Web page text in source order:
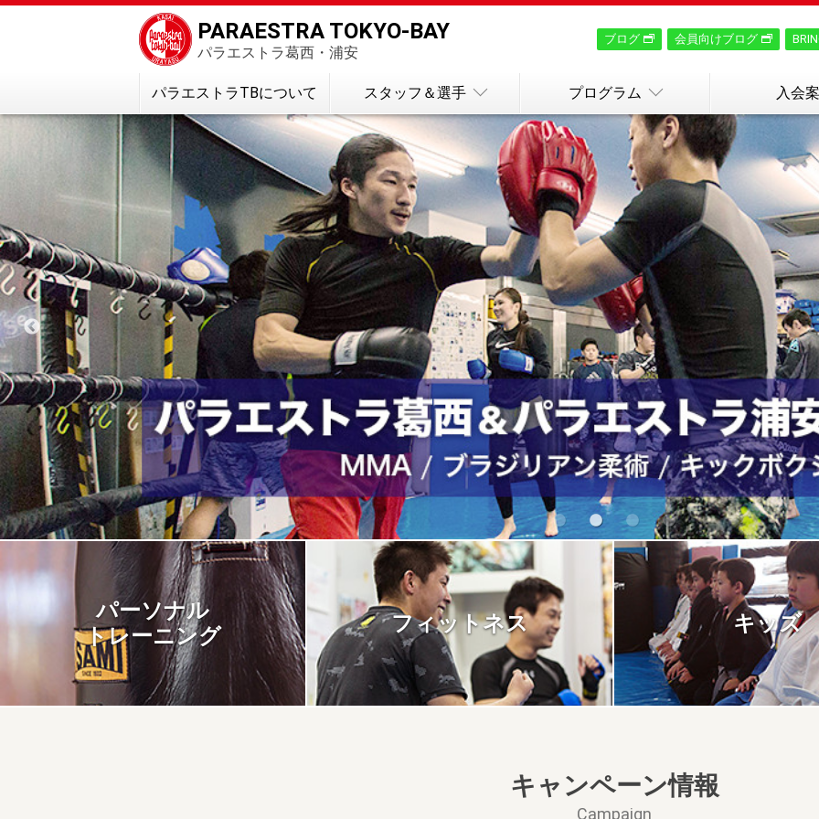
PARAESTRA TOKYO-BAY
パラエストラ葛西・浦安
パラエストラTBについて スタッフ＆選手 プログラム 入会
ブログ 会員向けブログ
パーソナル
トレーニング
フィットネス キッズ
キャンペーン情報
Campaign